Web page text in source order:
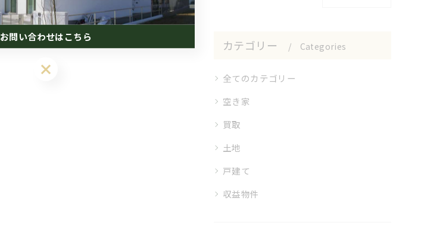
カテゴリー Categories
全てのカテゴリー
空き家
買取
土地
戸建て
収益物件
お問い合わせはこちら